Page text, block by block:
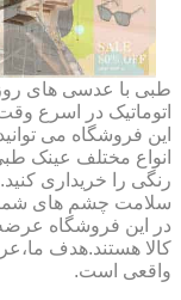
اتوماتیک در اسرع
این فروشگاه می
انواع مختلف عینک
رنگی را خریداری
سلامت چشم های
در این فروشگاه
کالا هستند.هدف
واقعی است.